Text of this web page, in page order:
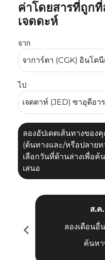
ค่าโดยสารที่ถูก
เจดดะห์
จาก
ไป
ลองอัปเดตเส้นทางของ
(ต้นทางและ/หรือปลายท
เลือกวันที่ด้านล่างเพื่อค้
เสนอ
ลองอัปเดตเส้นทางของ
chevron_left
ส.ค
ลองเดือนอื่
ค้นหา